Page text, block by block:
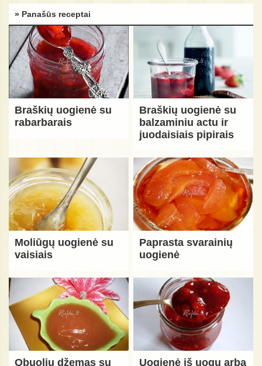
» Panašūs receptai
Braškių uogienė su
rabarbarais
Braškių uogienė su
balzaminiu actu ir
juodaisiais pipirais
Moliūgų uogienė su
vaisiais
Paprasta svarainių
uogienė
Obuolių džemas su
Uogienė iš uogų arba